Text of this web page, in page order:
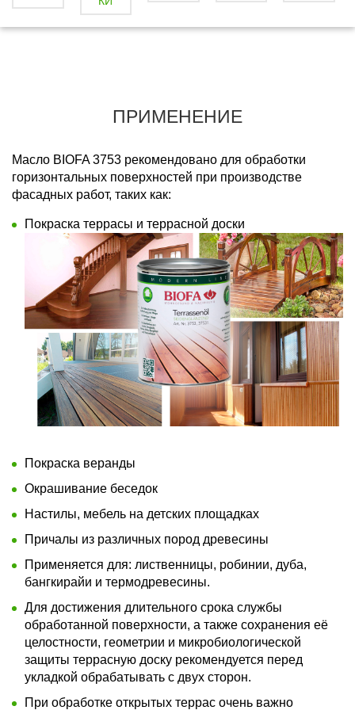
ПРИМЕНЕНИЕ
Масло BIOFA 3753 рекомендовано для обработки
горизонтальных поверхностей при производстве
фасадных работ, таких как:
Покраска террасы и террасной доски
Покраска веранды
Окрашивание беседок
Настилы, мебель на детских площадках
Причалы из различных пород древесины
Применяется для: лиственницы, робинии, дуба,
бангкирайи и термодревесины.
Для достижения длительного срока службы
обработанной поверхности, а также сохранения её
целостности, геометрии и микробиологической
защиты террасную доску рекомендуется перед
укладкой обрабатывать с двух сторон.
При обработке открытых террас очень важно